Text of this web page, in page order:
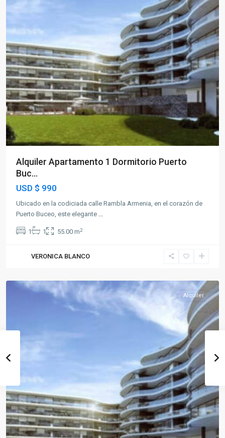
Alquiler Apartamento 1 Dormitorio Puerto
Buc...
USD $ 990
Ubicado en la codiciada calle Rambla Armenia, en el corazón de
Puerto Buceo, este elegante ...
1 1 55.00 m2
VERONICA BLANCO
Puerto
Alquiler